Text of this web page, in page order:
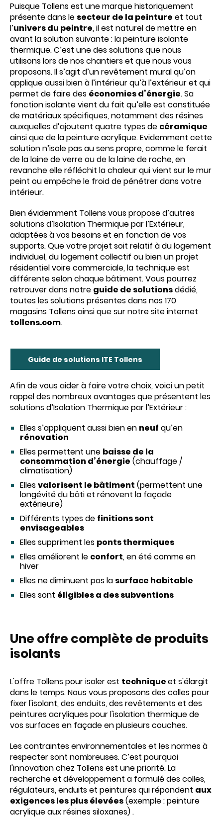
Puisque Tollens est une marque historiquement
présente dans le secteur de la peinture et tout
l’univers du peintre, il est naturel de mettre en
avant la solution suivante : la peinture isolante
thermique. C’est une des solutions que nous
utilisons lors de nos chantiers et que nous vous
proposons. Il s’agit d’un revêtement mural qu’on
applique aussi bien à l’intérieur qu’à l’extérieur et qui
permet de faire des économies d’énergie. Sa
fonction isolante vient du fait qu’elle est constituée
de matériaux spécifiques, notamment des résines
auxquelles d’ajoutent quatre types de céramique
ainsi que de la peinture acrylique. Evidemment cette
solution n’isole pas au sens propre, comme le ferait
de la laine de verre ou de la laine de roche, en
revanche elle réfléchit la chaleur qui vient sur le mur
peint ou empêche le froid de pénétrer dans votre
intérieur.
Bien évidemment Tollens vous propose d’autres
solutions d’Isolation Thermique par l’Extérieur,
adaptées à vos besoins et en fonction de vos
supports. Que votre projet soit relatif à du logement
individuel, du logement collectif ou bien un projet
résidentiel voire commerciale, la technique est
différente selon chaque bâtiment. Vous pourrez
retrouver dans notre guide de solutionsdédié,
toutes les solutions présentes dans nos 170
magasins Tollens ainsi que sur notre site internet
tollens.com.
Guide de solutions ITE Tollens
Afin de vous aider à faire votre choix, voici un petit
rappel des nombreux avantages que présentent les
solutions d’Isolation Thermique par l’Extérieur :
Elles s’appliquent aussi bien en neuf qu’en
rénovation
Elles permettent une baisse de la
consommation d’énergie (chauffage /
climatisation)
Ellesvalorisent le bâtiment (permettent une
longévité du bâti et rénovent la façade
extérieure)
Différents types de finitions sont
envisageables
Elles suppriment les ponts thermiques
Elles améliorent le confort, en été comme en
hiver
Elles ne diminuent pas la surface habitable
Elles sont éligibles a des subventions
Une offre complète de produits
isolants
L'offre Tollens pour isoler est techniqueet s'élargit
dans le temps. Nous vous proposons des colles pour
fixer l'isolant, des enduits, des revêtements et des
peintures acryliques pour l'isolation thermique de
vos surfaces en façade en plusieurs couches.
Les contraintes environnementales et les normes à
respecter sont nombreuses. C’est pourquoi
l'innovation chez Tollens est une priorité. La
recherche et développement a formulé des colles,
régulateurs, enduits et peintures qui répondent aux
exigences les plus élevées(exemple : peinture
acrylique aux résines siloxanes) .